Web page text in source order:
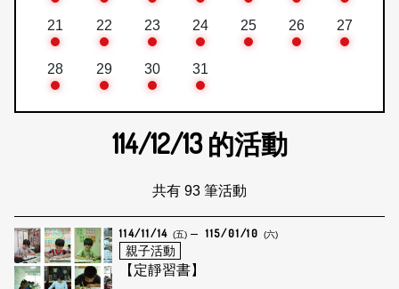
21 22 23 24 25 26 27
28 29 30 31
114/12/13的活動
共有 93 筆活動
114/11/14 (五) 115/01/10 (六)
親子活動
【定靜習書】